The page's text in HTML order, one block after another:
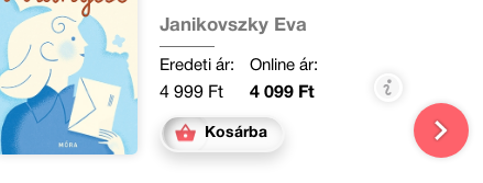
Janikovszky Éva
Eredeti ár:
4 999 Ft
Online ár:
4 099 Ft
Kosárba